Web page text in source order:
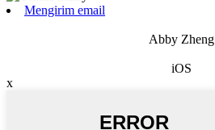
Mengirim email
Abby Zheng
iOS
x